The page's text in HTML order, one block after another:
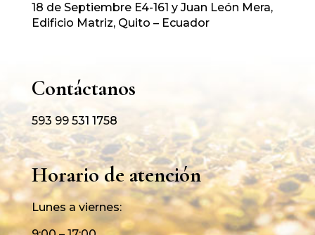
18 de Septiembre E4-161 y Juan León Mera,
Edificio Matriz, Quito – Ecuador
Contáctanos
593 99 531 1758
Horario de atención
Lunes a viernes: